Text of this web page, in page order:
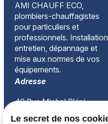
AMI CHAUFF ECO,
plombiers-chauffagistes
pour particuliers et
professionnels.
entretien, dépannage et
mise aux normes de vos
équipements.
Adresse
46 Rue Michel Bléré
60260 LAMORLAYE
Le secret de nos